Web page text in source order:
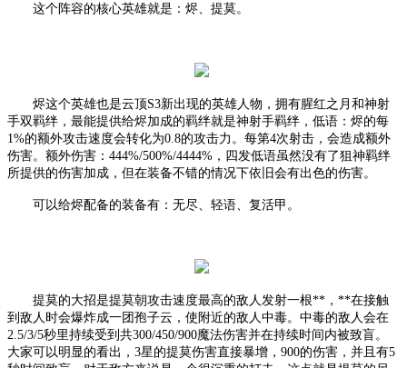
这个阵容的核心英雄就是：烬、提莫。
烬这个英雄也是云顶S3新出现的英雄人物，拥有腥红之月和神射
手双羁绊，最能提供给烬加成的羁绊就是神射手羁绊，低语：烬的每
1%的额外攻击速度会转化为0.8的攻击力。每第4次射击，会造成额外
伤害。额外伤害：444%/500%/4444%，四发低语虽然没有了狙神羁绊
所提供的伤害加成，但在装备不错的情况下依旧会有出色的伤害。
可以给烬配备的装备有：无尽、轻语、复活甲。
提莫的大招是提莫朝攻击速度最高的敌人发射一根**，**在接触
到敌人时会爆炸成一团孢子云，使附近的敌人中毒。中毒的敌人会在
2.5/3/5秒里持续受到共300/450/900魔法伤害并在持续时间内被致盲。
大家可以明显的看出，3星的提莫伤害直接暴增，900的伤害，并且有5